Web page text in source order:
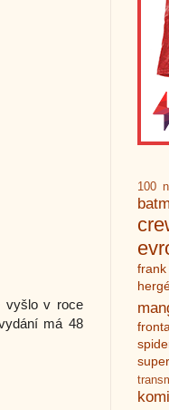
vyšlo v roce
má 48
100
fronta